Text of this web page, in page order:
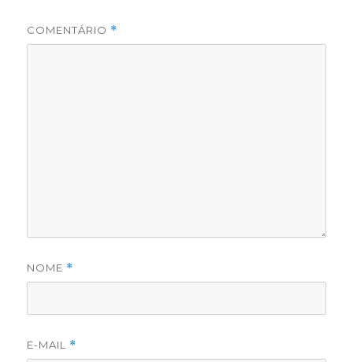
COMENTÁRIO *
NOME *
E-MAIL *